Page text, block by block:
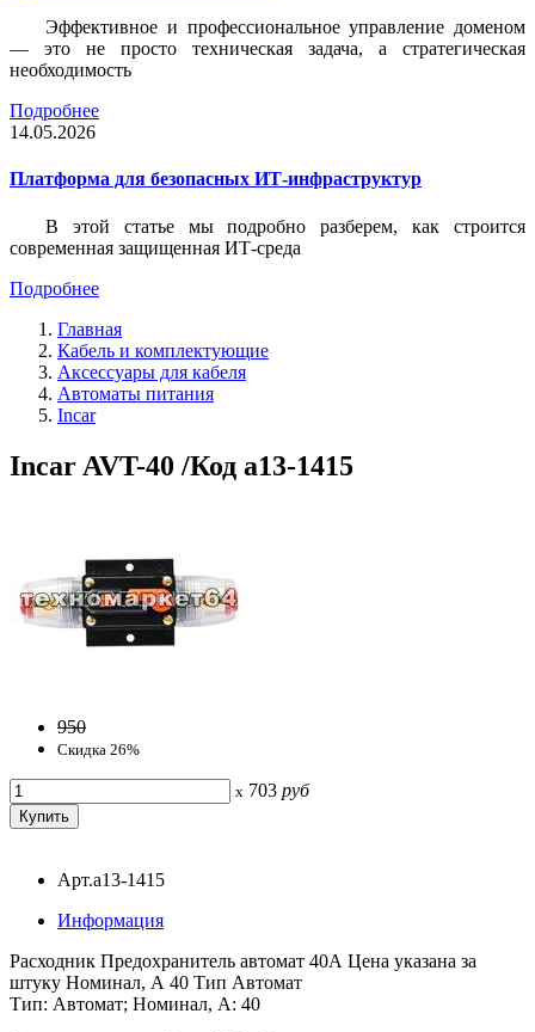
Эффективное и профессиональное управление доменом
— это не просто техническая задача, а стратегическая
необходимость
Подробнее
14.05.2026
Платформа для безопасных ИТ-инфраструктур
В этой статье мы подробно разберем, как строится
современная защищенная ИТ-среда
Подробнее
Главная
Кабель и комплектующие
Аксессуары для кабеля
Автоматы питания
Incar
Incar AVT-40 /Код a13-1415
950
Скидка 26%
x 703 руб
Арт.a13-1415
Информация
Расходник Предохранитель автомат 40А Цена указана за
штуку Номинал, А 40 Тип Автомат
Тип: Автомат; Номинал, А: 40